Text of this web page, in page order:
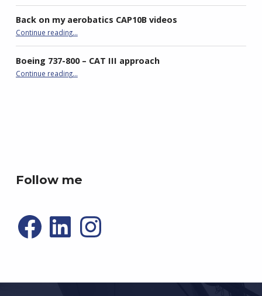
Back on my aerobatics CAP10B videos
Continue reading“Back on my aerobatics CAP10B videos”
…
Boeing 737-800 – CAT III approach
Continue reading“Boeing 737-800 – CAT III approach”
…
Follow me
Facebook